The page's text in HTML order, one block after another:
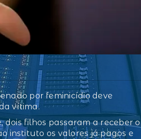
por feminicídio deve
vítima.
dois filhos passaram a receber o
instituto os valores já pagos e